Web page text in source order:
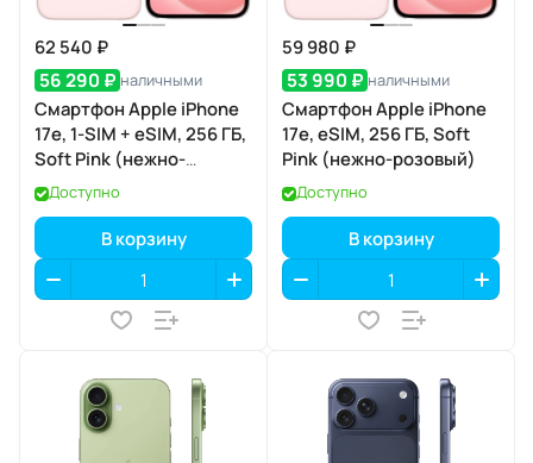
62 540 ₽
56 290 ₽ наличными
Смартфон Apple iPhone
17e, 1-SIM + eSIM, 256 ГБ,
Soft Pink (нежно-
розовый)
Доступно
В корзину
59 980 ₽
53 990 ₽ наличными
Смартфон Apple iPhone
17e, eSIM, 256 ГБ, Soft
Pink (нежно-розовый)
Доступно
В корзину